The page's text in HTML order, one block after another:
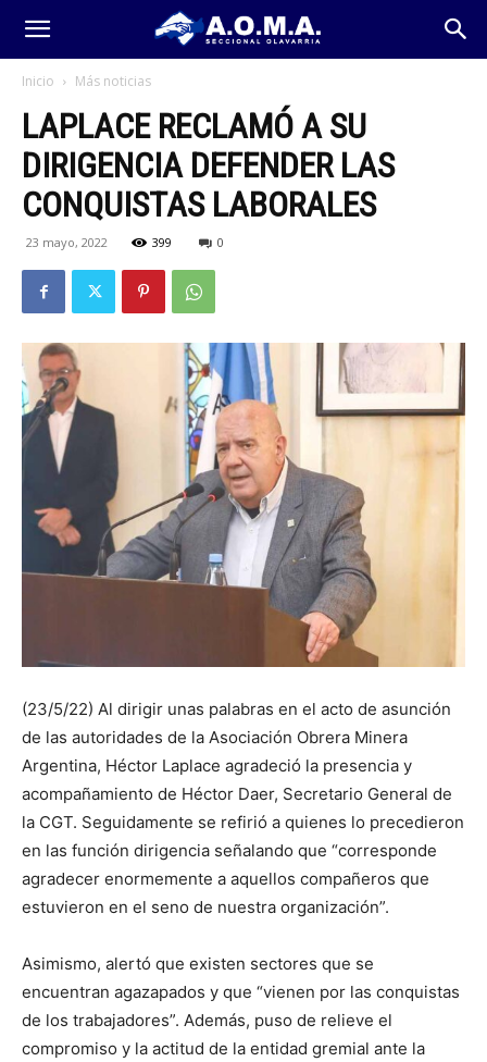
Inicio Más noticias
LAPLACE RECLAMÓ A SU
DIRIGENCIA DEFENDER LAS
CONQUISTAS LABORALES
23 mayo, 2022 399 0
(23/5/22) Al dirigir unas palabras en el acto de asunción
de las autoridades de la Asociación Obrera Minera
Argentina, Héctor Laplace agradeció la presencia y
acompañamiento de Héctor Daer, Secretario General de
la CGT. Seguidamente se refirió a quienes lo precedieron
en las función dirigencia señalando que “corresponde
agradecer enormemente a aquellos compañeros que
estuvieron en el seno de nuestra organización”.
Asimismo, alertó que existen sectores que se
encuentran agazapados y que “vienen por las conquistas
de los trabajadores”. Además, puso de relieve el
compromiso y la actitud de la entidad gremial ante la